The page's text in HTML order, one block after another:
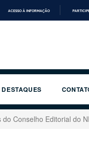
ACESSO À INFORMAÇÃO
DESTAQUES
Conselho Editorial do